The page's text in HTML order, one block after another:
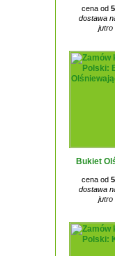
cena od
dostawa
jutro
Bukiet
cena od
dostawa
jutro